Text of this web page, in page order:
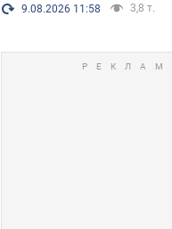
9.08.2026 11:58 3,8 т.